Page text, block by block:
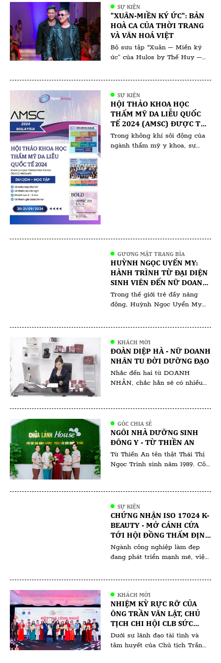
gia, nghệ nhân và đơn vị uy tín
trong ngành. Đứng sau thành
công của sự kiện là Trưởng ban
tổ chức – bà Bùi Thanh Thủy,
[…]
SỰ KIỆN
"XUÂN-MIỀN KÝ ỨC": BẢN
HOÀ CA CỦA THỜI TRANG
VÀ VĂN HOÁ VIỆT
Bộ sưu tập “Xuân – Miền ký
ức” của Hulos by Thế Huy –
xưa – nơi những giá trị truyền
thống hòa quyện cùng ký ức
thân thương. Qua từng đường
nét, chất […]
SỰ KIỆN
HỘI THẢO KHOA HỌC
THẨM MỸ DA LIỄU QUỐC
TẾ 2024 (AMSC) ĐƯỢC TỔ
CHỨC TẠI KUALA LUMPUR
(MALAYSIA)
Trong không khí sôi động của
ngành thẩm mỹ y khoa, sự
GƯƠNG MẶT TRANG BÌA
HUỲNH NGỌC UYỂN MY:
HÀNH TRÌNH TỪ ĐẠI DIỆN
SINH VIÊN ĐẾN NỮ DOANH
NHÂN ĐA TÀI
Trong thế giới trẻ đầy năng
động, Huỳnh Ngọc Uyển My
mà cô đã gặt hái ngay từ khi
còn ngồi trên ghế giảng đường.
Với vai trò là gương mặt đại
diện cho […]
KHÁCH MỜI
ĐOÀN DIỆP HÀ - NỮ DOANH
NHÂN TU ĐỜI DƯỠNG ĐẠO
Nhắc đến hai từ DOANH
NHÂN, chắc hẳn sẽ có nhiều
kinh doanh thời bây giờ làm
thật ăn thật thì ít mà chiêu trò
thu lợi về mình thì nhiều không
đếm xuể. Tất nhiên, đã […]
GÓC CHIA SẺ
NGÔI NHÀ DƯỠNG SINH
ĐÔNG Y - TỪ THIỀN AN
Từ Thiền An tên thật Thái Thị
Ngọc Trinh sinh năm 1989. Cô
cái tên gắn liền với sự bình yên
và sức khỏe. Với tấm lòng nhân
ái và sự kiên trì, cô đã và đang
tiếp tục hành […]
SỰ KIỆN
CHỨNG NHẬN ISO 17024 K-
BEAUTY - MỞ CÁNH CỬA
TỚI HỘI ĐỒNG THẨM ĐỊNH
VÀ HỘI ĐỒNG ĐÀO TẠO
Ngành công nghiệp làm đẹp
đang phát triển mạnh mẽ, việc
hội nghề nghiệp đáng giá. Một
trong những chứng nhận nổi
bật và được đánh giá cao hiện
nay là chúng nhận ISO 17024
[…]
KHÁCH MỜI
NHIỆM KỲ RỰC RỠ CỦA
ÔNG TRẦN VĂN LẬT, CHỦ
TỊCH CHI HỘI CLB SỨC
KHỎE SẮC ĐẸP VIỆT NAM
(VHBA) TRỰC THUỘC HỘI
Dưới sự lãnh đạo tài tình và
tâm huyết của Chủ tịch Trần